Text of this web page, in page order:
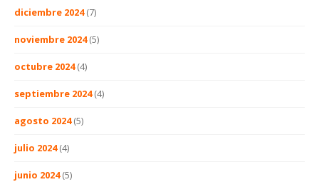
diciembre 2024(7)
noviembre 2024(5)
octubre 2024(4)
septiembre 2024(4)
agosto 2024(5)
julio 2024(4)
junio 2024(5)